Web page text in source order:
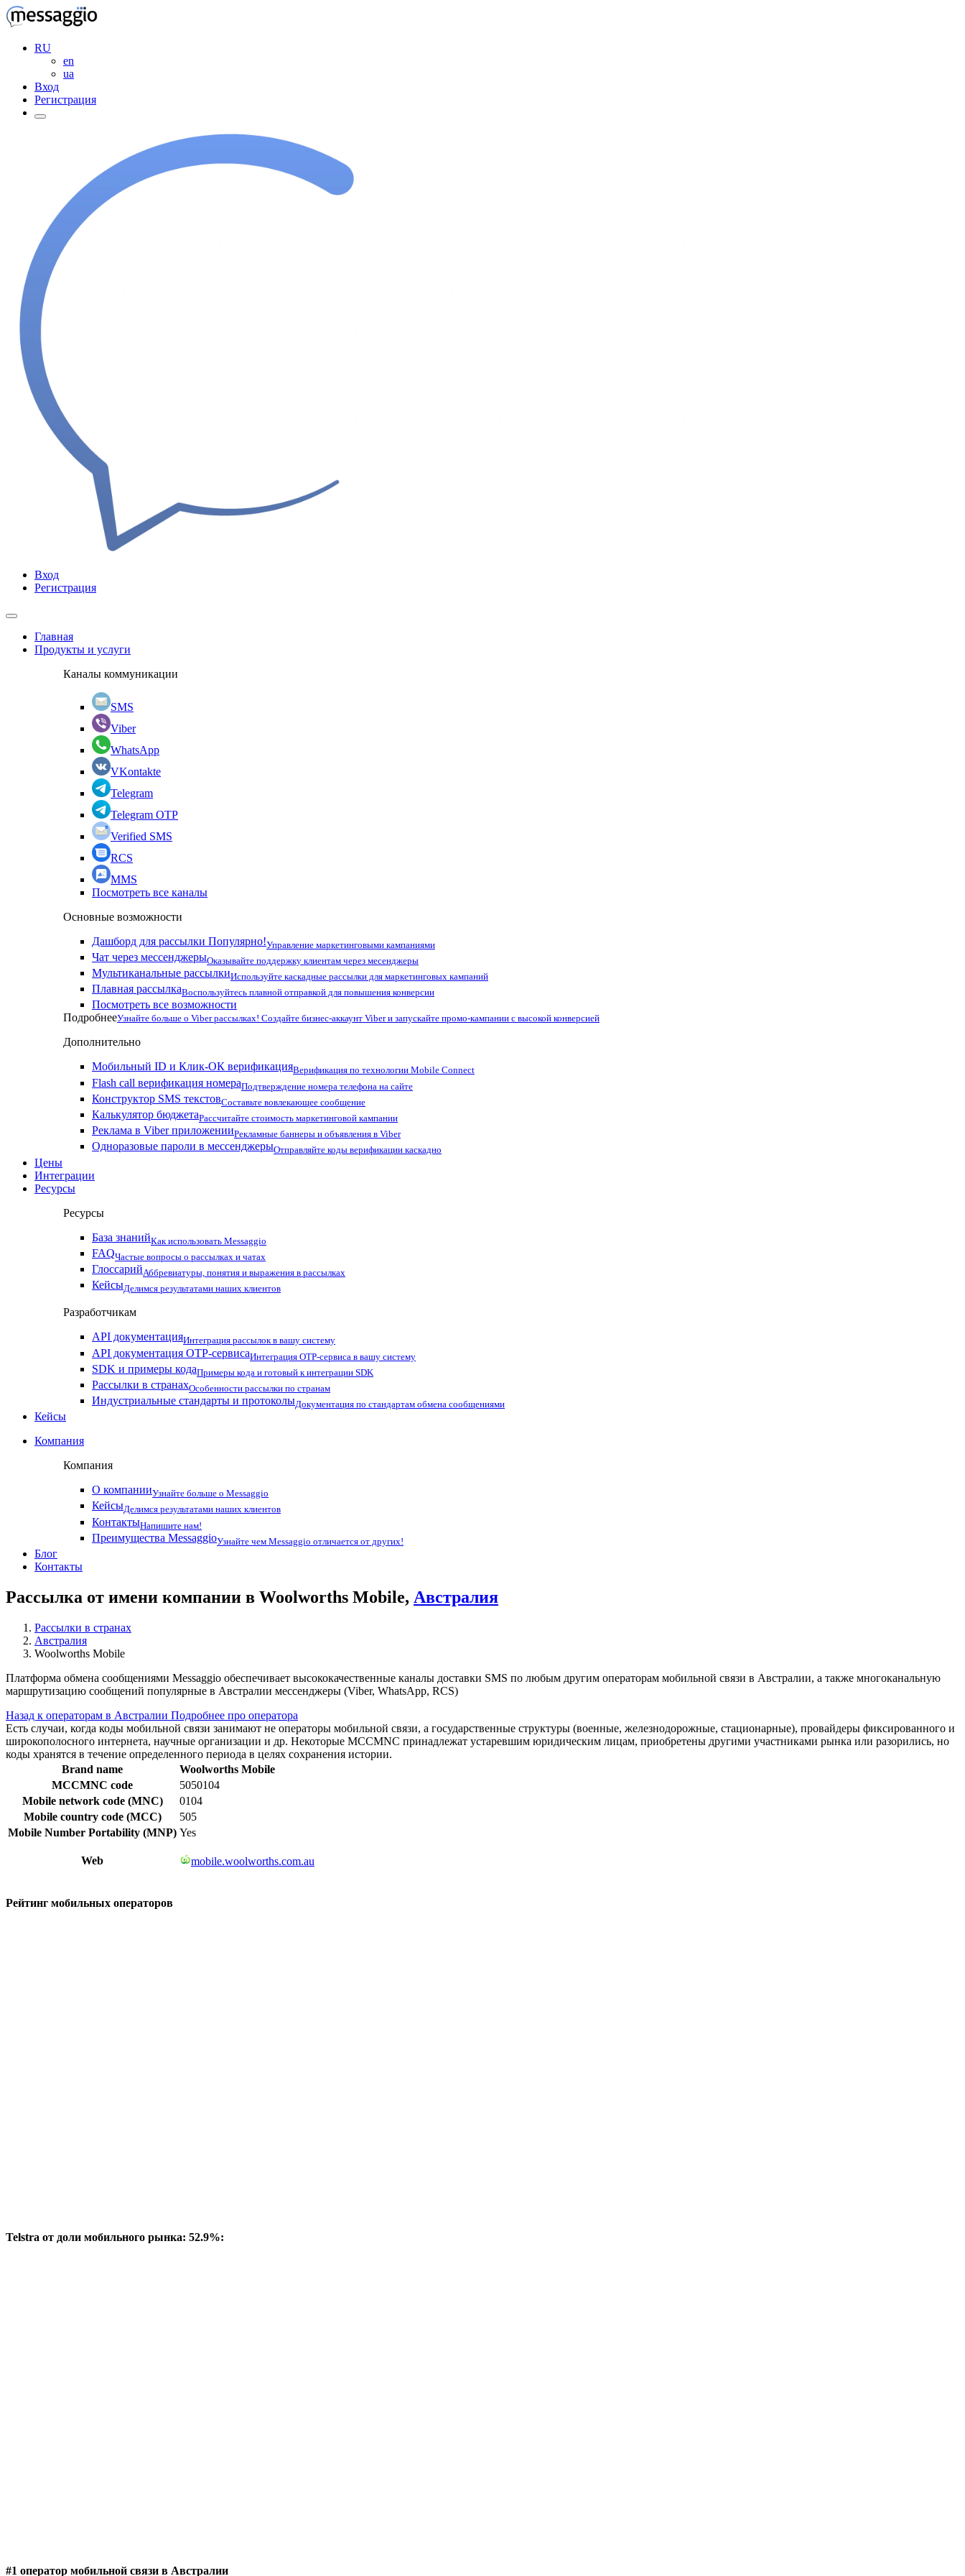
RU
en
ua
Вход
Регистрация
Вход
Регистрация
Главная
Продукты и услуги
Каналы коммуникации
SMS
Viber
WhatsApp
VKontakte
Telegram
Telegram OTP
Verified SMS
RCS
MMS
Посмотреть все каналы
Основные возможности
Дашборд для рассылки Популярно!Управление маркетинговыми кампаниями
Чат через мессенджерыОказывайте поддержку клиентам через месенджеры
Мультиканальные рассылкиИспользуйте каскадные рассылки для маркетинговых кампаний
Плавная рассылкаВоспользуйтесь плавной отправкой для повышения конверсии
Посмотреть все возможности
ПодробнееУзнайте больше о Viber рассылках! Создайте бизнес-аккаунт Viber и запускайте промо-кампании с высокой конверсией
Дополнительно
Мобильный ID и Клик-ОК верификацияВерификация по технологии Mobile Connect
Flash call верификация номераПодтверждение номера телефона на сайте
Конструктор SMS текстовСоставьте вовлекающее сообщение
Калькулятор бюджетаРассчитайте стоимость маркетинговой кампании
Реклама в Viber приложенииРекламные баннеры и объявления в Viber
Одноразовые пароли в мессенджерыОтправляйте коды верификации каскадно
Цены
Интеграции
Ресурсы
Ресурсы
База знанийКак использовать Messaggio
FAQЧастые вопросы о рассылках и чатах
ГлоссарийАббревиатуры, понятия и выражения в рассылках
КейсыДелимся результатами наших клиентов
Разработчикам
API документацияИнтеграция рассылок в вашу систему
API документация OTP-сервисаИнтеграция OTP-сервиса в вашу систему
SDK и примеры кодаПримеры кода и готовый к интеграции SDK
Рассылки в странахОсобенности рассылки по странам
Индустриальные стандарты и протоколыДокументация по стандартам обмена сообщениями
Кейсы
Компания
Компания
О компанииУзнайте больше о Messaggio
КейсыДелимся результатами наших клиентов
КонтактыНапишите нам!
Преимущества MessaggioУзнайте чем Messaggio отличается от других!
Блог
Контакты
Рассылка от имени компании в Woolworths Mobile, Австралия
Рассылки в странах
Австралия
Woolworths Mobile
Платформа обмена сообщениями Messaggio обеспечивает высококачественные каналы доставки SMS по любым другим операторам мобильной связи в Австралии, а также многоканальную
маршрутизацию сообщений популярные в Австралии мессенджеры (Viber, WhatsApp, RCS)
Назад к операторам в Австралии Подробнее про оператора
Есть случаи, когда коды мобильной связи занимают не операторы мобильной связи, а государственные структуры (военные, железнодорожные, стационарные), провайдеры фиксированного и
широкополосного интернета, научные организации и др. Некоторые MCCMNC принадлежат устаревшим юридическим лицам, приобретены другими участниками рынка или разорились, но
коды хранятся в течение определенного периода в целях сохранения истории.
Brand name
Woolworths Mobile
MCCMNC code
5050104
Mobile network code (MNC)
0104
Mobile country code (MCC)
505
Mobile Number Portability (MNP) Yes
Web mobile.woolworths.com.au
Рейтинг мобильных операторов
Telstra от доли мобильного рынка: 52.9%:
#1 оператор мобильной связи в Австралии